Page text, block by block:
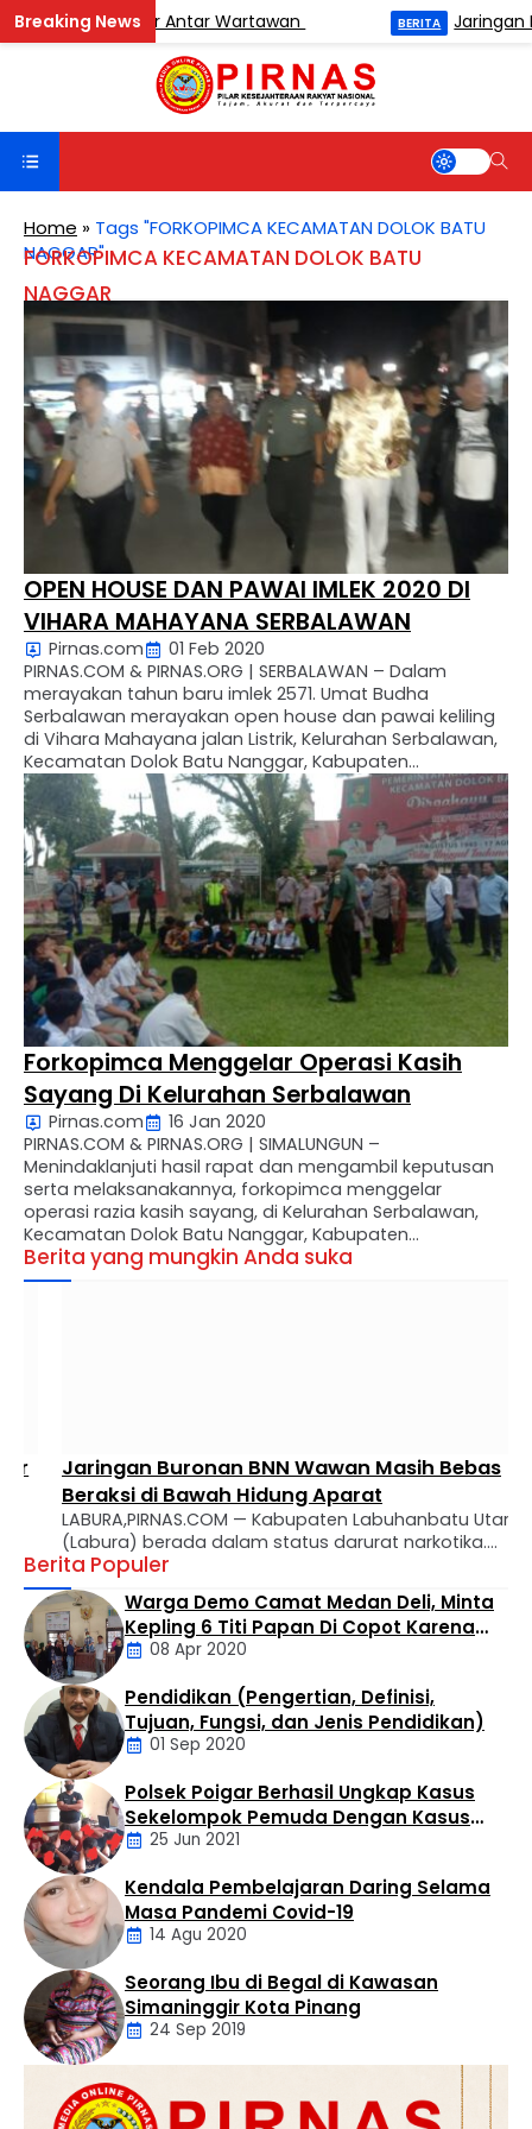
Catur Antar Wartawan Jaringan
Home » Tags "FORKOPIMCA KECAMATAN DOLOK BATU
NAGGAR"
FORKOPIMCA KECAMATAN DOLOK BATU
NAGGAR
OPEN HOUSE DAN PAWAI IMLEK 2020 DI
VIHARA MAHAYANA SERBALAWAN
Pirnas.com
01 Feb 2020
PIRNAS.COM & PIRNAS.ORG | SERBALAWAN – Dalam
merayakan tahun baru imlek 2571. Umat Budha
Serbalawan merayakan open house dan pawai keliling
di Vihara Mahayana jalan Listrik, Kelurahan Serbalawan,
Kecamatan Dolok Batu Nanggar, Kabupaten
Simalungun, Propinsi Sumatera Utara. Jumat
(31/01/2020) Pukul 19.30 Wib. Adapun yang hadir dalam
kesempatan tersebut seluruh pimpinan Forkopimca
Kecamatan Dolok Batu Nanggar, …
Forkopimca Menggelar Operasi Kasih
Sayang Di Kelurahan Serbalawan
Pirnas.com
16 Jan 2020
PIRNAS.COM & PIRNAS.ORG | SIMALUNGUN –
Menindaklanjuti hasil rapat dan mengambil keputusan
serta melaksanakannya, forkopimca menggelar
operasi razia kasih sayang, di Kelurahan Serbalawan,
Kecamatan Dolok Batu Nanggar, Kabupaten
Simalungun, Provinsi Sumatra Utara, Kamis (16/01/2020)
Pukul 10.30 Wib. Kekompakan Camat, Danramil 05, dan
Berita yang mungkin Anda suka
Jaringan Buronan BNN Wawan Masih Bebas
Beraksi di Bawah Hidung Aparat
LABURA,PIRNAS.COM — Kabupaten Labuhanbatu Utara
(Labura) berada dalam status darurat narkotika.
Bandar besar buronan BNN, Hadi Qurniawan
Simangunsong alias Wawan, diduga masih leluasa
mengendalikan kerajaan hitam sabu di wilayah Kualuh
Selatan dan Kualuh Hulu melalui kaki tangannya, meski
telah berstatus Daftar Pencarian Orang (DPO).
Berdasarkan investigasi warga, gurita bisnis haram ini
beroperasi tanpa tersentuh di …
Berita Populer
Daerah
Warga Demo Camat Medan Deli, Minta
Kepling 6 Titi Papan Di Copot Karena
Tak Perduli Sama Warganya
08 Apr 2020
Artikel
Pendidikan (Pengertian, Definisi,
Tujuan, Fungsi, dan Jenis Pendidikan)
01 Sep 2020
Daerah
Polsek Poigar Berhasil Ungkap Kasus
Sekelompok Pemuda Dengan Kasus
Pencabulan
25 Jun 2021
Artikel
Kendala Pembelajaran Daring Selama
Masa Pandemi Covid-19
14 Agu 2020
Daerah
Hukum
Seorang Ibu di Begal di Kawasan
Simaninggir Kota Pinang
24 Sep 2019